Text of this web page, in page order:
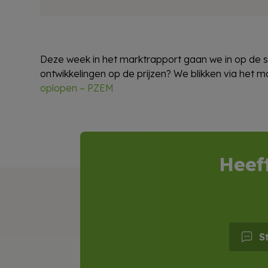
Deze week in het marktrapport gaan we in op
ontwikkelingen op de prijzen? We blikken via het
oplopen – PZEM